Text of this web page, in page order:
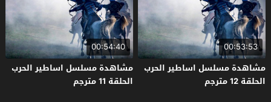
00:53:53
مشاهدة مسلسل اساطير الحرب
الحلقة 12 مترجم
00:54:40
مشاهدة مسلسل اساطير الحرب
الحلقة 11 مترجم